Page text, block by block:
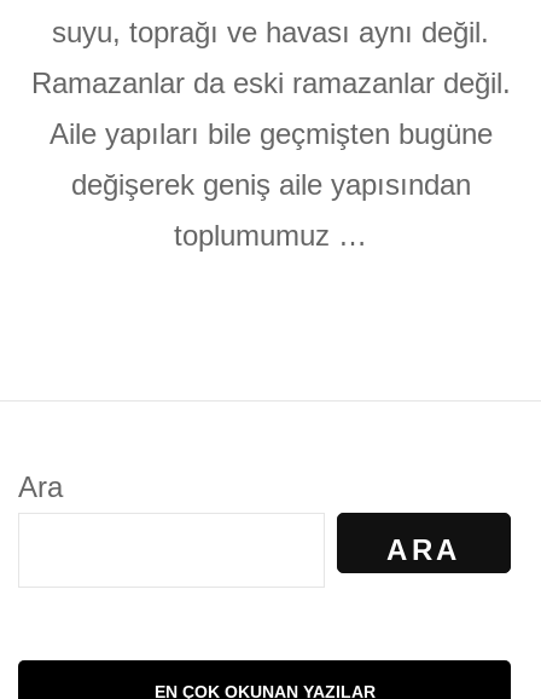
suyu, toprağı ve havası aynı değil.
Ramazanlar da eski ramazanlar değil.
Aile yapıları bile geçmişten bugüne
değişerek geniş aile yapısından
toplumumuz …
Ara
ARA
EN ÇOK OKUNAN YAZILAR